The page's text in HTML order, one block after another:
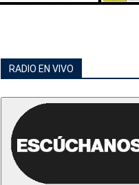
RADIO EN VIVO